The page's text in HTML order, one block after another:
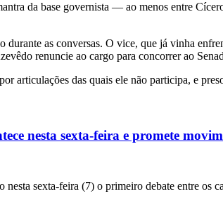
da base governista — ao menos entre
as conversas. O vice, que já vinha
renuncie ao cargo para concorrer ao
articulações das quais ele não participa, e
nesta sexta-feira e promete
sexta-feira (7) o primeiro debate entre os